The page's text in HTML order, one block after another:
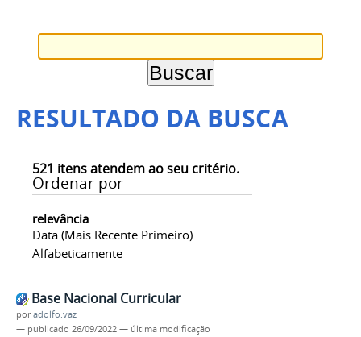
RESULTADO DA BUSCA
521 itens atendem ao seu critério.
Ordenar por
relevância
Data (mais Recente Primeiro)
Alfabeticamente
Base Nacional Curricular
poradolfo.vaz
— publicado 26/09/2022 — última modificação